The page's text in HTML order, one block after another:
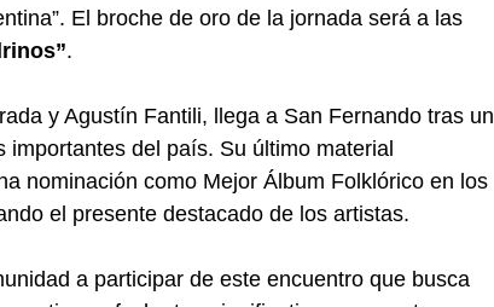
El broche de oro de la jornada será a las
.
y Agustín Fantili, llega a San Fernando tras un
del país. Su último material
nominación como Mejor Álbum Folklórico en los
el presente destacado de los artistas.
a participar de este encuentro que busca